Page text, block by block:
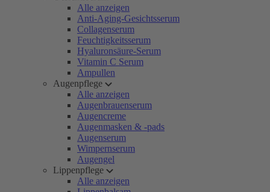
Alle anzeigen
Anti-Aging-Gesichtsserum
Collagenserum
Feuchtigkeitsserum
Hyaluronsäure-Serum
Vitamin C Serum
Ampullen
Augenpflege
Alle anzeigen
Augenbrauenserum
Augencreme
Augenmasken & -pads
Augenserum
Wimpernserum
Augengel
Lippenpflege
Alle anzeigen